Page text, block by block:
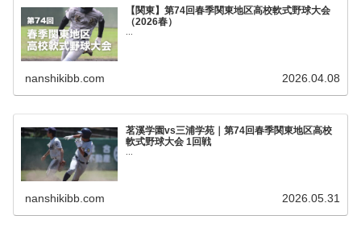
【関東】第74回春季関東地区高校軟式野球大会
（2026春）
nanshikibb.com 2026.04.08
茗溪学園vs三浦学苑｜第74回春季関東地区高校
軟式野球大会 1回戦
nanshikibb.com 2026.05.31